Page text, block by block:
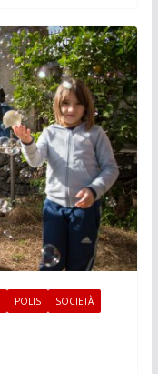
POLIS
SOCIETÀ